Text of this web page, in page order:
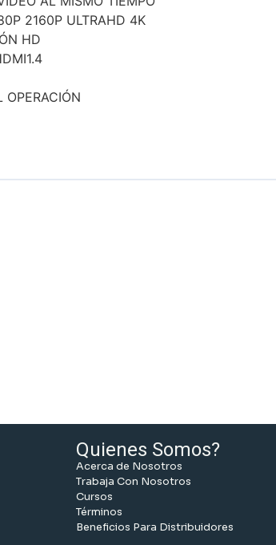
2160P ULTRAHD 4K
HD
OPERACIÓN
Quienes Somos?
Acerca de Nosotros
Trabaja Con Nosotros
Cursos
Términos
Beneficios Para Distribuidores